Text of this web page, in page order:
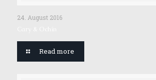
24. August 2016
Read more